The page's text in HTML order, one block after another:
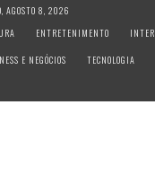
AGOSTO 8, 2026
ENTRETENIMENTO
E NEGÓCIOS
TECNOLOGIA